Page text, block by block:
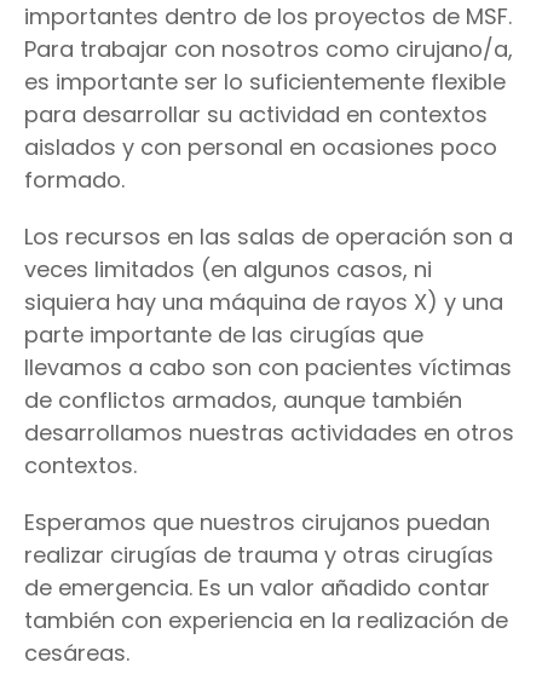
importantes dentro de los proyectos de MSF.
Para trabajar con nosotros como cirujano/a,
es importante ser lo suficientemente flexible
para desarrollar su actividad en contextos
aislados y con personal en ocasiones poco
formado.
Los recursos en las salas de operación son a
veces limitados (en algunos casos, ni
siquiera hay una máquina de rayos X) y una
parte importante de las cirugías que
llevamos a cabo son con pacientes víctimas
de conflictos armados, aunque también
desarrollamos nuestras actividades en otros
contextos.
Esperamos que nuestros cirujanos puedan
realizar cirugías de trauma y otras cirugías
de emergencia. Es un valor añadido contar
también con experiencia en la realización de
cesáreas.